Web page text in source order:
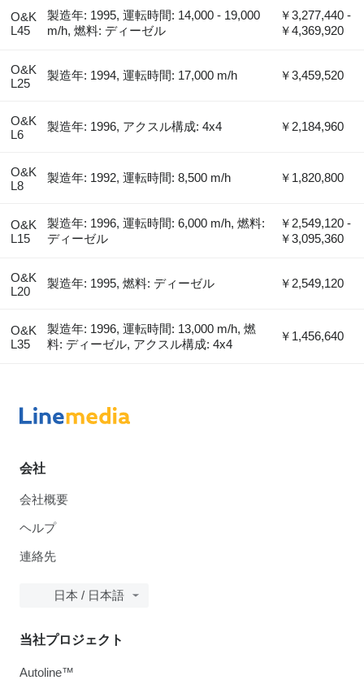
O&K
L45
製造年: 1995, 運転時間: 14,000 - 19,000
m/h, 燃料: ディーゼル
￥3,277,440 -
￥4,369,920
O&K
L25
製造年: 1994, 運転時間: 17,000 m/h ￥3,459,520
O&K
L6
製造年: 1996, アクスル構成: 4x4 ￥2,184,960
O&K
L8
製造年: 1992, 運転時間: 8,500 m/h ￥1,820,800
O&K
L15
製造年: 1996, 運転時間: 6,000 m/h, 燃料:
ディーゼル
￥2,549,120 -
￥3,095,360
O&K
L20
製造年: 1995, 燃料: ディーゼル ￥2,549,120
O&K
L35
製造年: 1996, 運転時間: 13,000 m/h, 燃
料: ディーゼル, アクスル構成: 4x4
￥1,456,640
会社
会社概要
ヘルプ
連絡先
日本 / 日本語
当社プロジェクト
Autoline™